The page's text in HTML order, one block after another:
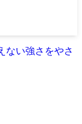
い強さをやさ